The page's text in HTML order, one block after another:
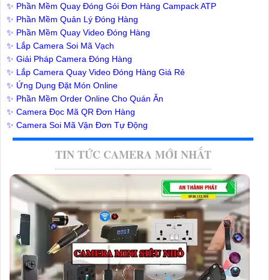
✨ Phần Mềm Quay Đóng Gói Đơn Hàng Campack ATP
✨ Phần Mềm Quản Lý Đóng Hàng
✨ Phần Mềm Quay Video Đóng Hàng
✨ Lắp Camera Soi Mã Vạch
✨ Giải Pháp Camera Đóng Hàng
✨ Lắp Camera Quay Video Đóng Hàng Giá Rẻ
✨ Ứng Dụng Đặt Món Online
✨ Phần Mềm Order Online Cho Quán Ăn
✨ Camera Đọc Mã QR Đơn Hàng
✨ Camera Soi Mã Vận Đơn Tự Động
TIN TỨC CAMERA MỚI NHẤT